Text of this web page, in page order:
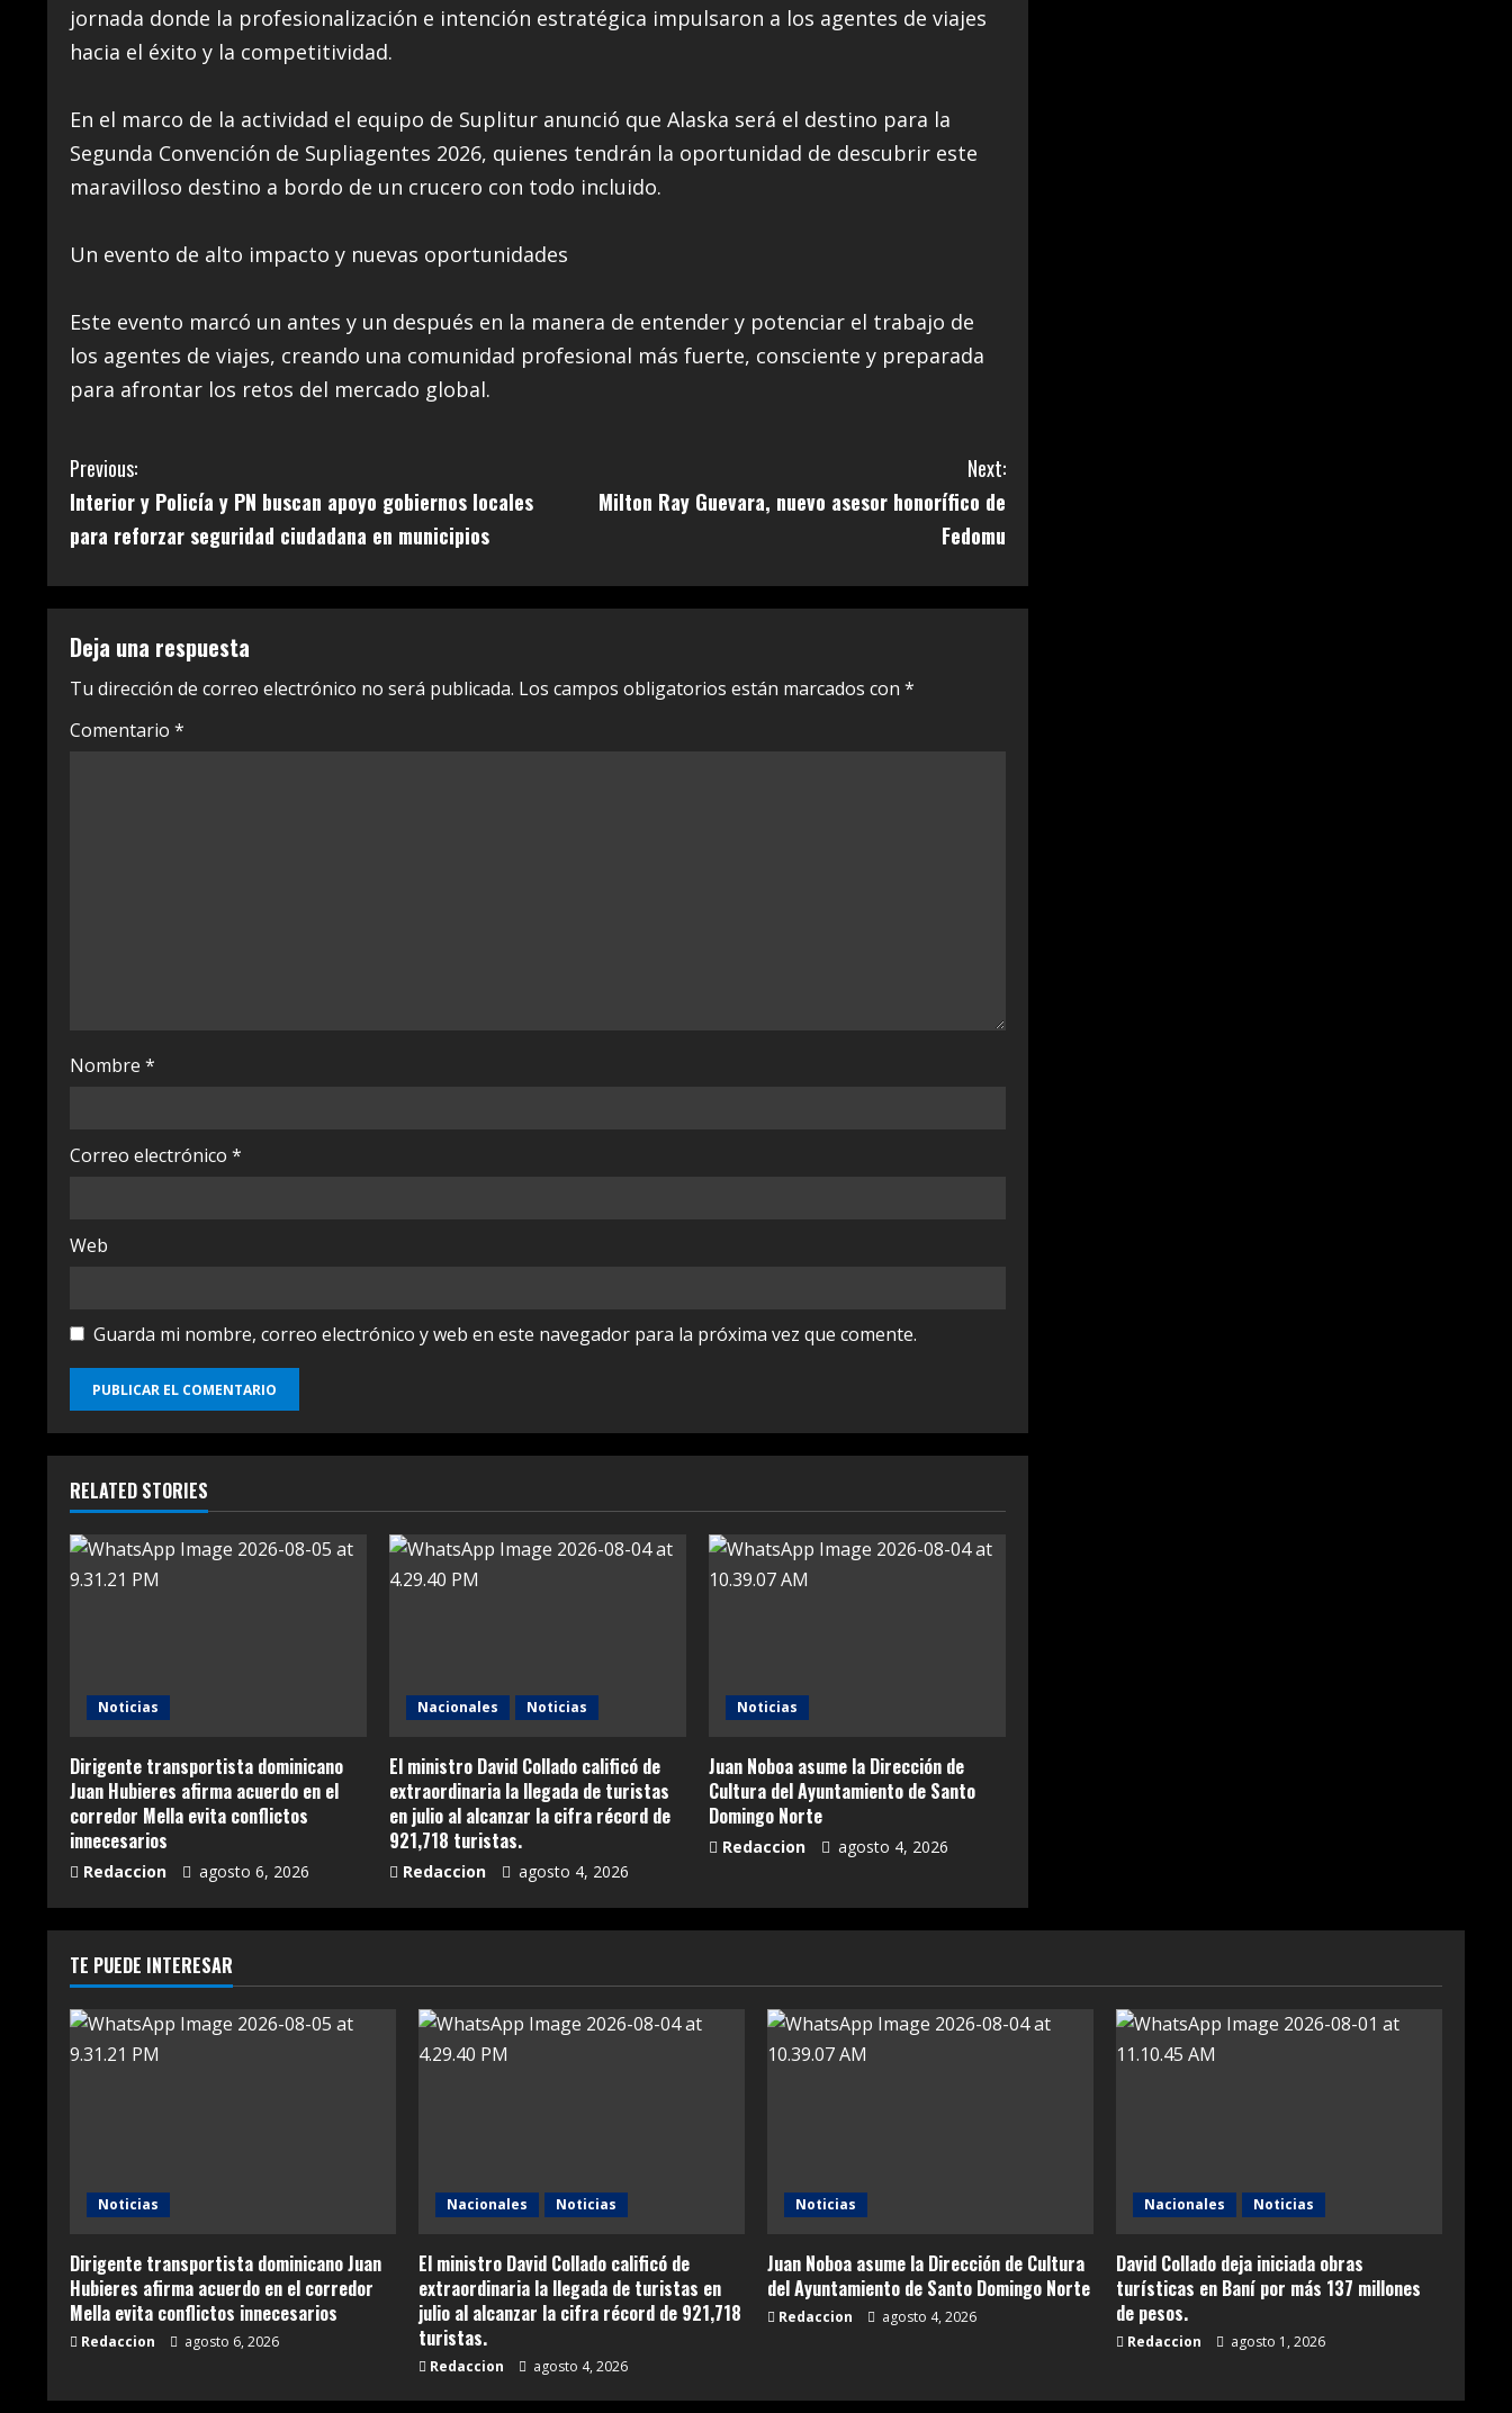
jornada donde la profesionalización e intención estratégica impulsaron a los agentes de viajes
hacia el éxito y la competitividad.
En el marco de la actividad el equipo de Suplitur anunció que Alaska será el destino para la
Segunda Convención de Supliagentes 2026, quienes tendrán la oportunidad de descubrir este
maravilloso destino a bordo de un crucero con todo incluido.
Un evento de alto impacto y nuevas oportunidades
Este evento marcó un antes y un después en la manera de entender y potenciar el trabajo de
los agentes de viajes, creando una comunidad profesional más fuerte, consciente y preparada
para afrontar los retos del mercado global.
C
o
t
i
n
n
g
Previous:
Interior y Policía y PN buscan apoyo gobiernos locales
para reforzar seguridad ciudadana en municipios
Next:
Milton Ray Guevara, nuevo asesor honorífico de
Fedomu
Deja una respuesta
Tu dirección de correo electrónico no será publicada. Los campos obligatorios están marcados con *
Comentario *
Nombre *
Correo electrónico *
Web
Guarda mi nombre, correo electrónico y web en este navegador para la próxima vez que comente.
RELATED STORIES
Noticias
Dirigente transportista dominicano
Juan Hubieres afirma acuerdo en el
corredor Mella evita conflictos
innecesarios
Redaccion agosto 6, 2026
Nacionales Noticias
El ministro David Collado calificó de
extraordinaria la llegada de turistas
en julio al alcanzar la cifra récord de
921,718 turistas.
Redaccion agosto 4, 2026
Noticias
Juan Noboa asume la Dirección de
Cultura del Ayuntamiento de Santo
Domingo Norte
Redaccion agosto 4, 2026
TE PUEDE INTERESAR
Noticias
Dirigente transportista dominicano Juan
Hubieres afirma acuerdo en el corredor
Mella evita conflictos innecesarios
Redaccion agosto 6, 2026
Nacionales Noticias
El ministro David Collado calificó de
extraordinaria la llegada de turistas en
julio al alcanzar la cifra récord de 921,718
turistas.
Redaccion agosto 4, 2026
Noticias
Juan Noboa asume la Dirección de Cultura
del Ayuntamiento de Santo Domingo Norte
Redaccion agosto 4, 2026
Nacionales Noticias
David Collado deja iniciada obras
turísticas en Baní por más 137 millones
de pesos.
Redaccion agosto 1, 2026